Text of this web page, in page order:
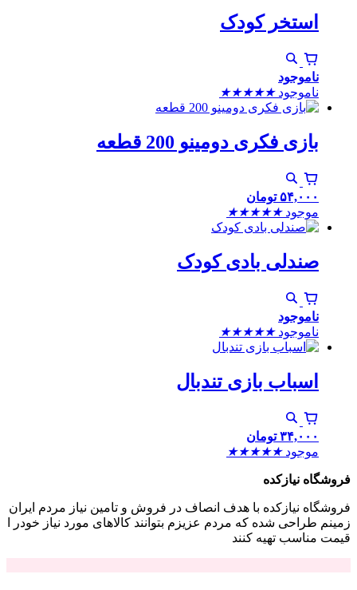
استخر کودک
ناموجود
ناموجود ★
★
★
★
★
بازی فکری دومینو 200 قطعه
۵۴,۰۰۰ تومان
موجود ★
★
★
★
★
صندلی بادی کودک
ناموجود
ناموجود ★
★
★
★
★
اسباب بازی تندبال
۳۴,۰۰۰ تومان
موجود ★
★
★
★
★
فروشگاه نیازکده
فروشگاه نیازکده با هدف انصاف در فروش و تامین نیاز مردم ایران
زمینم طراحی شده که مردم عزیزم بتوانند کالاهای مورد نیاز خودر ا
قیمت مناسب تهیه کنند